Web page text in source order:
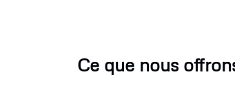
Ce que nous